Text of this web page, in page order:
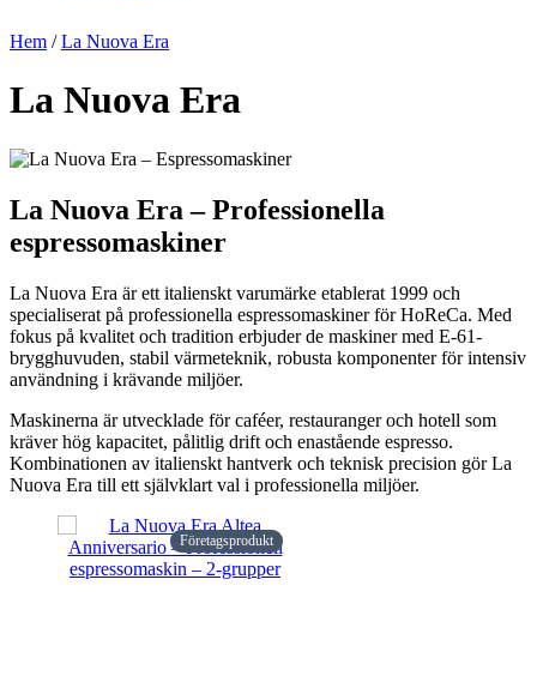
Hem /La Nuova Era
La Nuova Era
La Nuova Era – Professionella
espressomaskiner
La Nuova Era är ett italienskt varumärke etablerat 1999 och
specialiserat på professionella espressomaskiner för HoReCa. Med
fokus på kvalitet och tradition erbjuder de maskiner med E-61-
brygghuvuden, stabil värmeteknik, robusta komponenter för intensiv
användning i krävande miljöer.
Maskinerna är utvecklade för caféer, restauranger och hotell som
kräver hög kapacitet, pålitlig drift och enastående espresso.
Kombinationen av italienskt hantverk och teknisk precision gör La
Nuova Era till ett självklart val i professionella miljöer.
Företagsprodukt